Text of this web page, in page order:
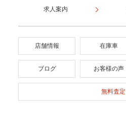
求人案内
店舗情報 在庫車
ブログ お客様の声
無料査定